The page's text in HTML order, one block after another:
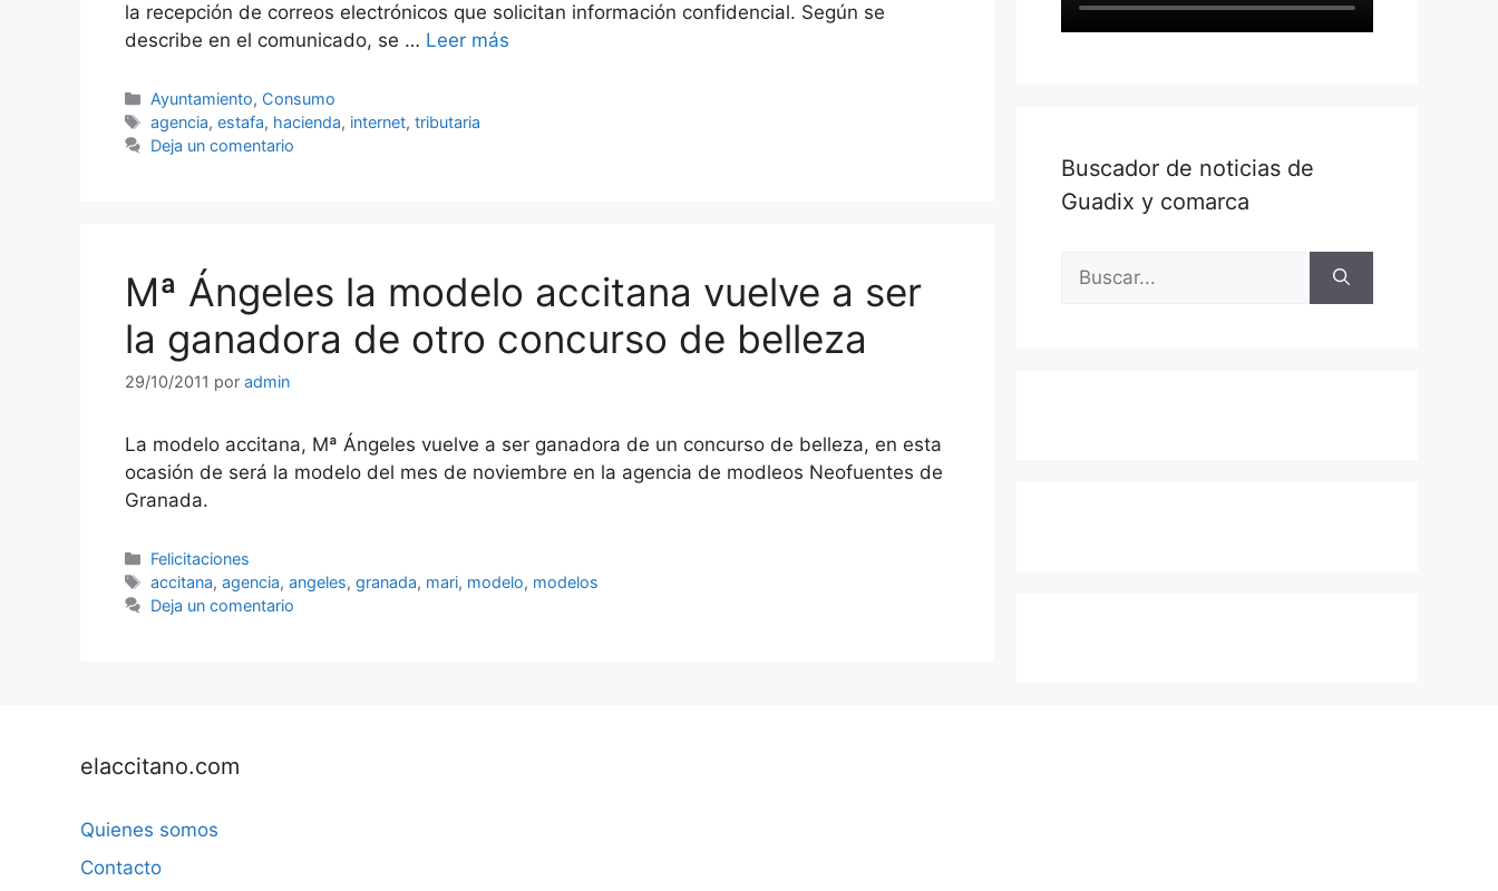
la recepción de correos electrónicos que solicitan información confidencial. Según se
describe en el comunicado, se … Leer más
Categorías
Ayuntamiento, Consumo
Etiquetas
agencia,estafa, hacienda, internet,tributaria
Deja un comentario
Mª Ángeles la modelo accitana vuelve a ser
la ganadora de otro concurso de belleza
29/10/2011 por admin
La modelo accitana, Mª Ángeles vuelve a ser ganadora de un concurso de belleza, en esta
ocasión de será la modelo del mes de noviembre en la agencia de modleos Neofuentes de
Granada.
Categorías
Felicitaciones
Etiquetas
accitana,agencia,angeles,granada, mari, modelo, modelos
Deja un comentario
Buscador de noticias de
Guadix y comarca
Buscar:
elaccitano.com
Quienes somos
Contacto